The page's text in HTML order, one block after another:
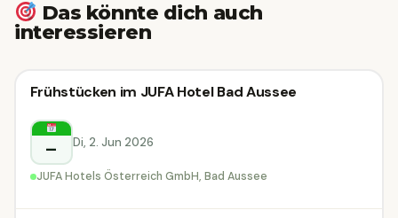
Das könnte dich auch
interessieren
Sonstiges
Bad Aussee
Sonstiges
Frühstücken im JUFA Hotel Bad Aussee
– Di, 2. Jun 2026
JUFA Hotels Österreich GmbH, Bad Aussee